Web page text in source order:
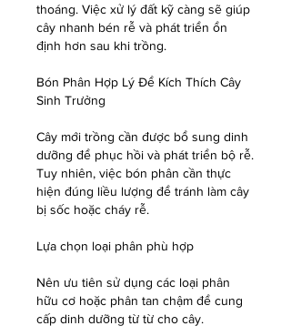
thoáng. Việc xử lý đất kỹ càng sẽ giúp
cây nhanh bén rễ và phát triển ổn
định hơn sau khi trồng.
Bón Phân Hợp Lý Để Kích Thích Cây
Sinh Trưởng
Cây mới trồng cần được bổ sung dinh
dưỡng để phục hồi và phát triển bộ rễ.
Tuy nhiên, việc bón phân cần thực
hiện đúng liều lượng để tránh làm cây
bị sốc hoặc cháy rễ.
Lựa chọn loại phân phù hợp
Nên ưu tiên sử dụng các loại phân
hữu cơ hoặc phân tan chậm để cung
cấp dinh dưỡng từ từ cho cây.